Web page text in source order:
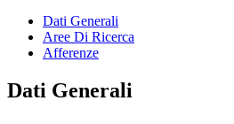
Dati Generali
Aree Di Ricerca
Afferenze
Dati Generali